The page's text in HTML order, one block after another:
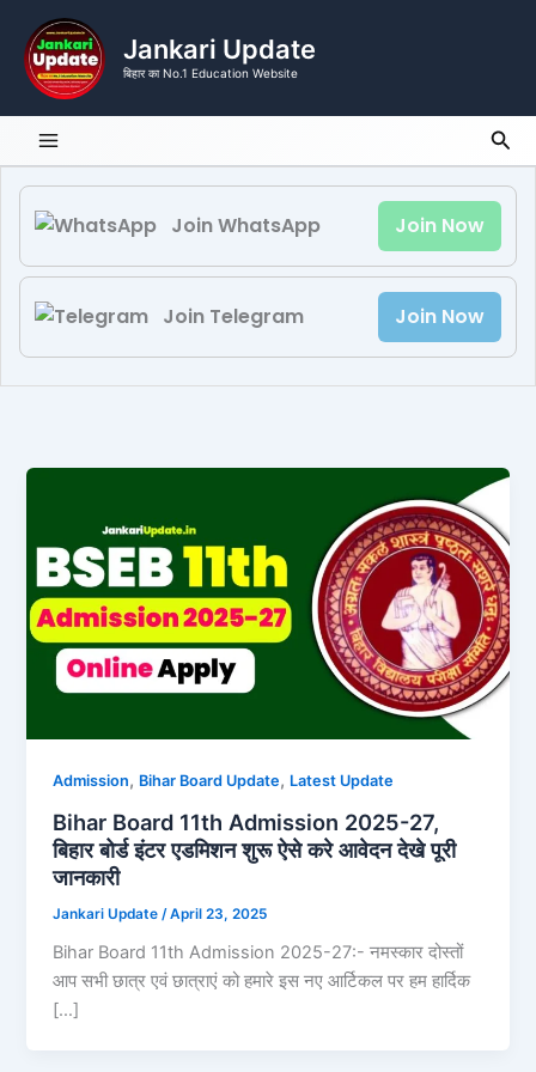
content
Jankari Update
बिहार का No.1 Education Website
Join WhatsApp Join Now
Join Telegram Join Now
Admission, Bihar Board Update, Latest Update
Bihar Board 11th Admission 2025-27,
बिहार बोर्ड इंटर एडमिशन शुरू ऐसे करे आवेदन देखे पूरी
जानकारी
Jankari Update /April 23, 2025
Bihar Board 11th Admission 2025-27:- नमस्कार दोस्तों
आप सभी छात्र एवं छात्राएं को हमारे इस नए आर्टिकल पर हम हार्दिक
[…]